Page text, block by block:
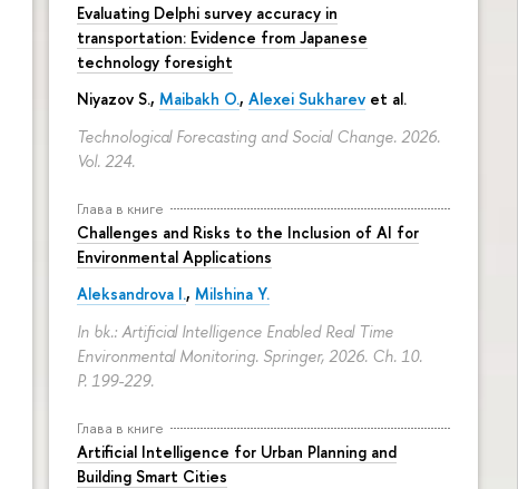
Evaluating Delphi survey accuracy in
transportation: Evidence from Japanese
technology foresight
Niyazov S., Maibakh O., Alexei Sukharev et al.
Technological Forecasting and Social Change. 2026.
Vol. 224.
Глава в книге
Challenges and Risks to the Inclusion of AI for
Environmental Applications
Aleksandrova I., Milshina Y.
In bk.: Artificial Intelligence Enabled Real Time
Environmental Monitoring. Springer, 2026. Ch. 10.
P. 199-229.
Глава в книге
Artificial Intelligence for Urban Planning and
Building Smart Cities